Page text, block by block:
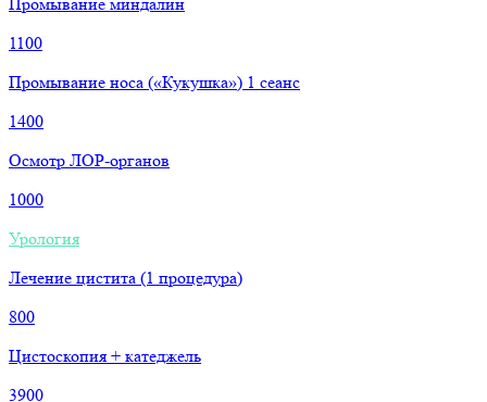
1100
Промывание носа («Кукушка») 1 сеанс
1400
Осмотр ЛОР-органов
1000
Урология
Лечение цистита (1 процедура)
800
Цистоскопия + катеджель
3900